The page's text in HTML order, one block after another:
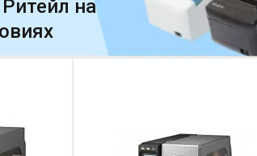
на